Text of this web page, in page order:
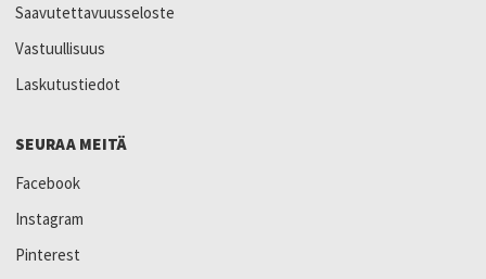
Saavutettavuusseloste
Vastuullisuus
Laskutustiedot
SEURAA MEITÄ
Facebook
Instagram
Pinterest